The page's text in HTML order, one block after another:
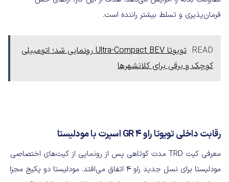
فرمان‌پذیری و تسلط بیشتر راننده است.
READ
تویوتا Ultra-Compact BEV رونمایی شد؛ اتومبیلی
کوچک و برقی برای کلانشهرها
رقابت داخلی تویوتا راو ۴ GR اسپرت با مودلیستا
معرفی کیت TRD مدت کوتاهی پس از رونمایی از کیت‌های اختصاصی
مودلیستا برای نسل جدید راو ۴ اتفاق می‌افتد. مودلیستا دو پکیج مجزا